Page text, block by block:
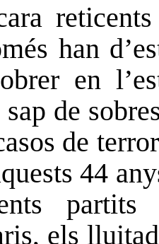
han
en
de
de
44
els